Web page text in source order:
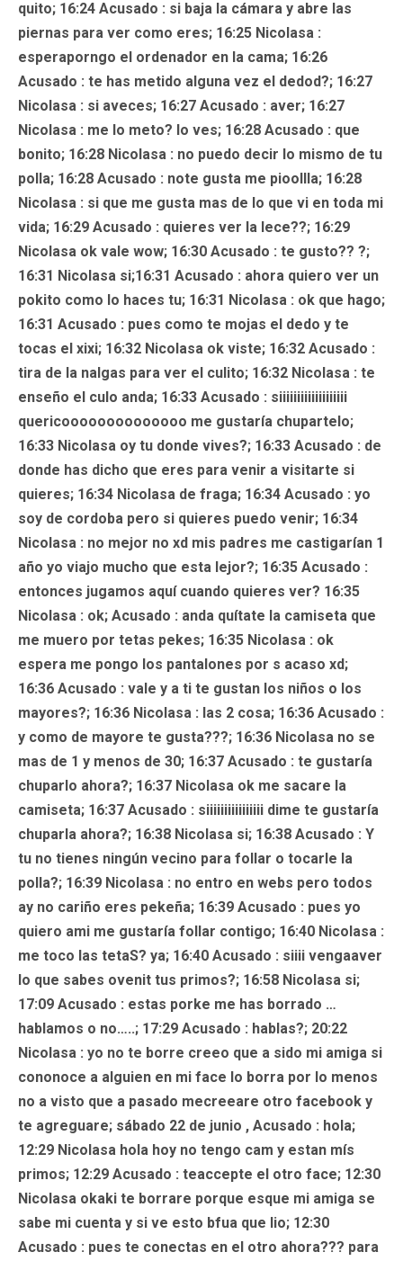
quito; 16:24 Acusado : si baja la cámara y abre las
piernas para ver como eres; 16:25 Nicolasa :
esperaporngo el ordenador en la cama; 16:26
Acusado : te has metido alguna vez el dedod?; 16:27
Nicolasa : si aveces; 16:27 Acusado : aver; 16:27
Nicolasa : me lo meto? lo ves; 16:28 Acusado : que
bonito; 16:28 Nicolasa : no puedo decir lo mismo de tu
polla; 16:28 Acusado : note gusta me pioollla; 16:28
Nicolasa : si que me gusta mas de lo que vi en toda mi
vida; 16:29 Acusado : quieres ver la lece??; 16:29
Nicolasa ok vale wow; 16:30 Acusado : te gusto?? ?;
16:31 Nicolasa si;16:31 Acusado : ahora quiero ver un
pokito como lo haces tu; 16:31 Nicolasa : ok que hago;
16:31 Acusado : pues como te mojas el dedo y te
tocas el xixi; 16:32 Nicolasa ok viste; 16:32 Acusado :
tira de la nalgas para ver el culito; 16:32 Nicolasa : te
enseño el culo anda; 16:33 Acusado : siiiiiiiiiiiiiiiiiii
quericoooooooooooooo me gustaría chupartelo;
16:33 Nicolasa oy tu donde vives?; 16:33 Acusado : de
donde has dicho que eres para venir a visitarte si
quieres; 16:34 Nicolasa de fraga; 16:34 Acusado : yo
soy de cordoba pero si quieres puedo venir; 16:34
Nicolasa : no mejor no xd mis padres me castigarían 1
año yo viajo mucho que esta lejor?; 16:35 Acusado :
entonces jugamos aquí cuando quieres ver? 16:35
Nicolasa : ok; Acusado : anda quítate la camiseta que
me muero por tetas pekes; 16:35 Nicolasa : ok
espera me pongo los pantalones por s acaso xd;
16:36 Acusado : vale y a ti te gustan los niños o los
mayores?; 16:36 Nicolasa : las 2 cosa; 16:36 Acusado :
y como de mayore te gusta???; 16:36 Nicolasa no se
mas de 1 y menos de 30; 16:37 Acusado : te gustaría
chuparlo ahora?; 16:37 Nicolasa ok me sacare la
camiseta; 16:37 Acusado : siiiiiiiiiiiiiiii dime te gustaría
chuparla ahora?; 16:38 Nicolasa si; 16:38 Acusado : Y
tu no tienes ningún vecino para follar o tocarle la
polla?; 16:39 Nicolasa : no entro en webs pero todos
ay no cariño eres pekeña; 16:39 Acusado : pues yo
quiero ami me gustaría follar contigo; 16:40 Nicolasa :
me toco las tetaS? ya; 16:40 Acusado : siiii vengaaver
lo que sabes ovenit tus primos?; 16:58 Nicolasa si;
17:09 Acusado : estas porke me has borrado …
hablamos o no…..; 17:29 Acusado : hablas?; 20:22
Nicolasa : yo no te borre creeo que a sido mi amiga si
cononoce a alguien en mi face lo borra por lo menos
no a visto que a pasado mecreeare otro facebook y
te agreguare; sábado 22 de junio , Acusado : hola;
12:29 Nicolasa hola hoy no tengo cam y estan mís
primos; 12:29 Acusado : teaccepte el otro face; 12:30
Nicolasa okaki te borrare porque esque mi amiga se
sabe mi cuenta y si ve esto bfua que lio; 12:30
Acusado : pues te conectas en el otro ahora??? para